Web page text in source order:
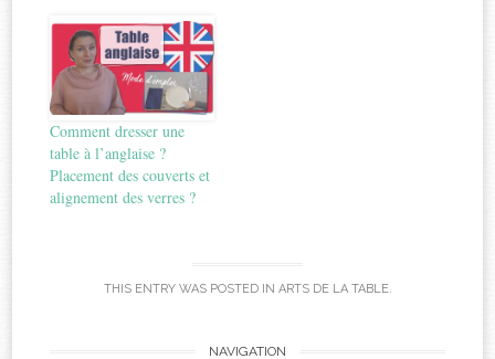
Comment dresser une
table à l’anglaise ?
Placement des couverts et
alignement des verres ?
THIS ENTRY WAS POSTED IN ARTS DE LA TABLE.
NAVIGATION